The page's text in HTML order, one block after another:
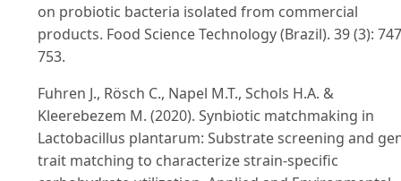
on probiotic bacteria isolated from commercial
products. Food Science Technology (Brazil). 39 (3):
753.
Fuhren J., Rösch C., Napel M.T., Schols H.A. &
Kleerebezem M. (2020). Synbiotic matchmaking in
Lactobacillus plantarum: Substrate screening and
trait matching to characterize strain-specific